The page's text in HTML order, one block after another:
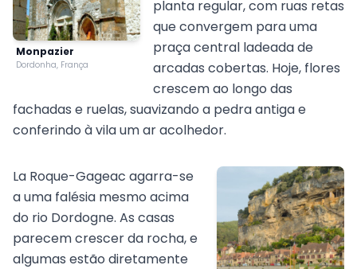
Monpazier
Dordonha, França
planta regular, com ruas retas
que convergem para uma
praça central ladeada de
arcadas cobertas. Hoje, flores
crescem ao longo das
fachadas e ruelas, suavizando a pedra antiga e
conferindo à vila um ar acolhedor.
La Roque-Gageac agarra-se
a uma falésia mesmo acima
do rio Dordogne. As casas
parecem crescer da rocha, e
algumas estão diretamente